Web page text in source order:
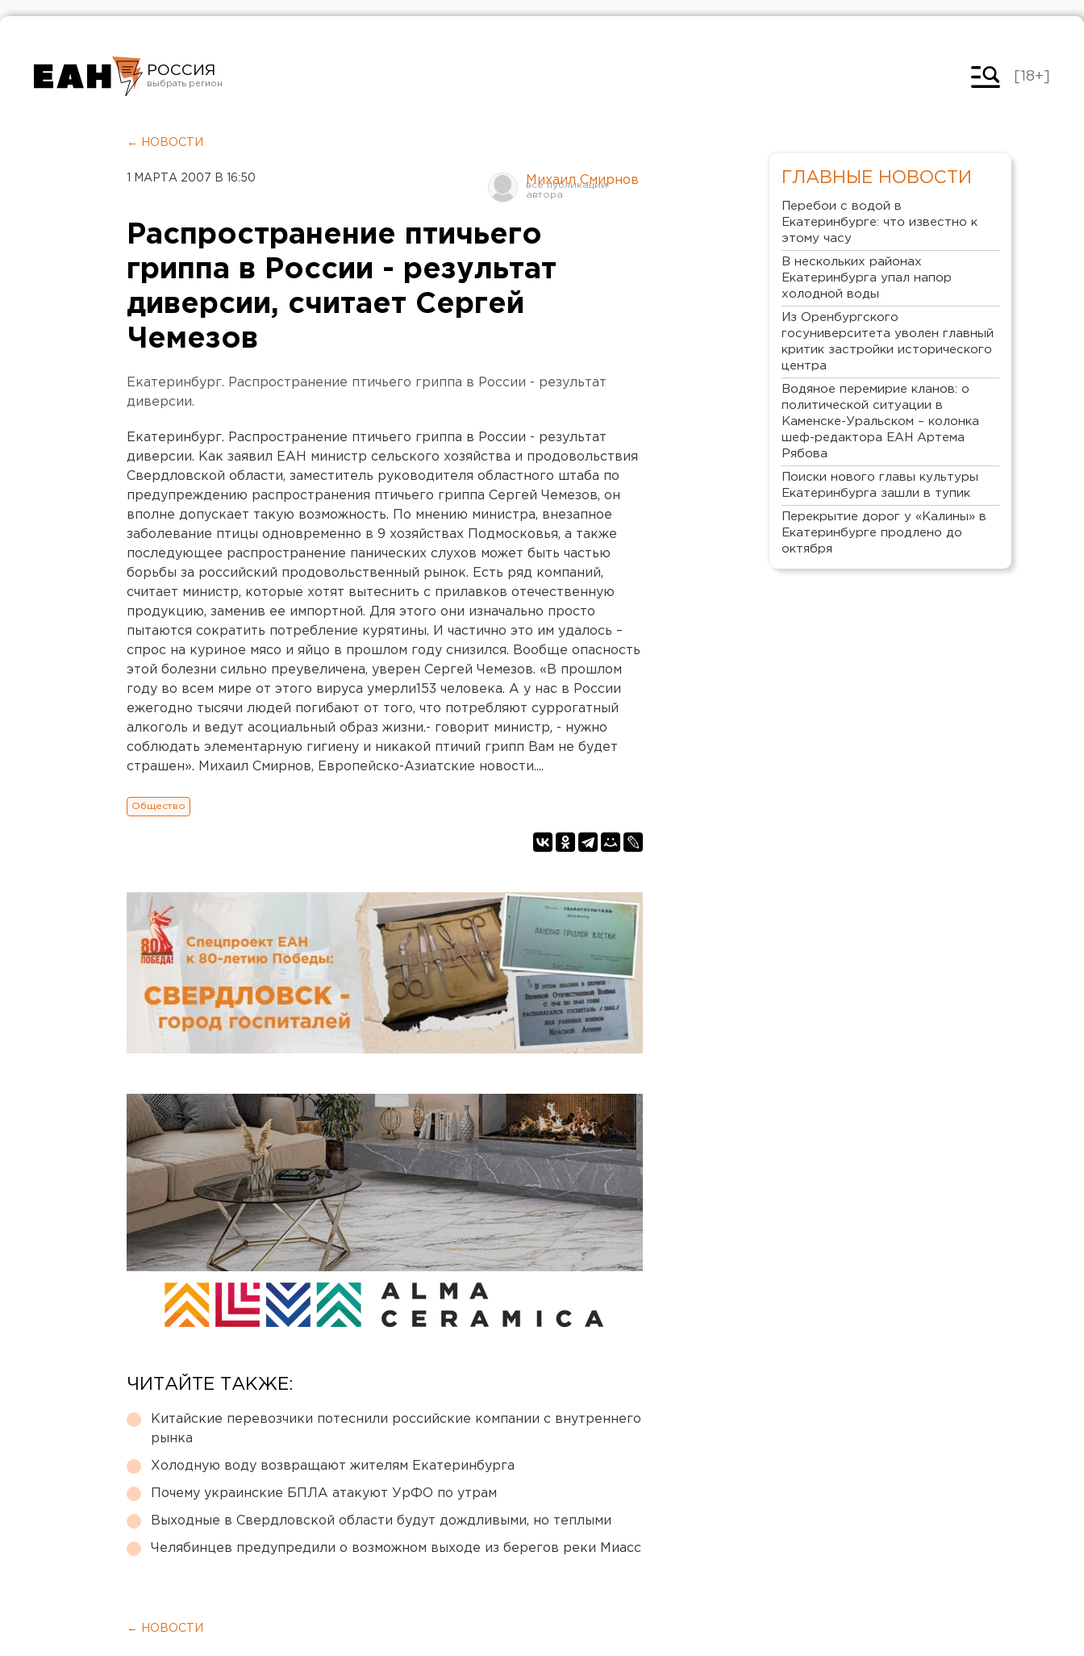
РОССИЯ
Челябинск
[18+]
← НОВОСТИ
1 МАРТА 2007 В 16:50 Михаил Смирнов
Распространение птичьего
гриппа в России - результат
диверсии, считает Сергей
Чемезов
Екатеринбург. Распространение птичьего гриппа в России - результат
диверсии.
Екатеринбург. Распространение птичьего гриппа в России - результат
диверсии. Как заявил ЕАН министр сельского хозяйства и продовольствия
Свердловской области, заместитель руководителя областного штаба по
предупреждению распространения птичьего гриппа Сергей Чемезов, он
вполне допускает такую возможность. По мнению министра, внезапное
заболевание птицы одновременно в 9 хозяйствах Подмосковья, а также
последующее распространение панических слухов может быть частью
борьбы за российский продовольственный рынок. Есть ряд компаний,
считает министр, которые хотят вытеснить с прилавков отечественную
продукцию, заменив ее импортной. Для этого они изначально просто
пытаются сократить потребление курятины. И частично это им удалось –
спрос на куриное мясо и яйцо в прошлом году снизился. Вообще опасность
этой болезни сильно преувеличена, уверен Сергей Чемезов. «В прошлом
году во всем мире от этого вируса умерли153 человека. А у нас в России
ежегодно тысячи людей погибают от того, что потребляют суррогатный
алкоголь и ведут асоциальный образ жизни.- говорит министр, - нужно
соблюдать элементарную гигиену и никакой птичий грипп Вам не будет
страшен». Михаил Смирнов, Европейско-Азиатские новости....
Общество
ЧИТАЙТЕ ТАКЖЕ:
Китайские перевозчики потеснили российские компании с внутреннего
рынка
Холодную воду возвращают жителям Екатеринбурга
Почему украинские БПЛА атакуют УрФО по утрам
Выходные в Свердловской области будут дождливыми, но теплыми
Челябинцев предупредили о возможном выходе из берегов реки Миасс
← НОВОСТИ
ГЛАВНЫЕ НОВОСТИ
Перебои с водой в
Екатеринбурге: что известно к
этому часу
В нескольких районах
Екатеринбурга упал напор
холодной воды
Из Оренбургского
госуниверситета уволен главный
критик застройки исторического
центра
Водяное перемирие кланов: о
политической ситуации в
Каменске-Уральском – колонка
шеф-редактора ЕАН Артема
Рябова
Поиски нового главы культуры
Екатеринбурга зашли в тупик
Перекрытие дорог у «Калины» в
Екатеринбурге продлено до
октября